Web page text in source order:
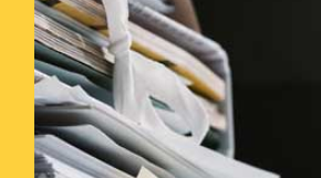
wenn Sie eine private
auflösen.